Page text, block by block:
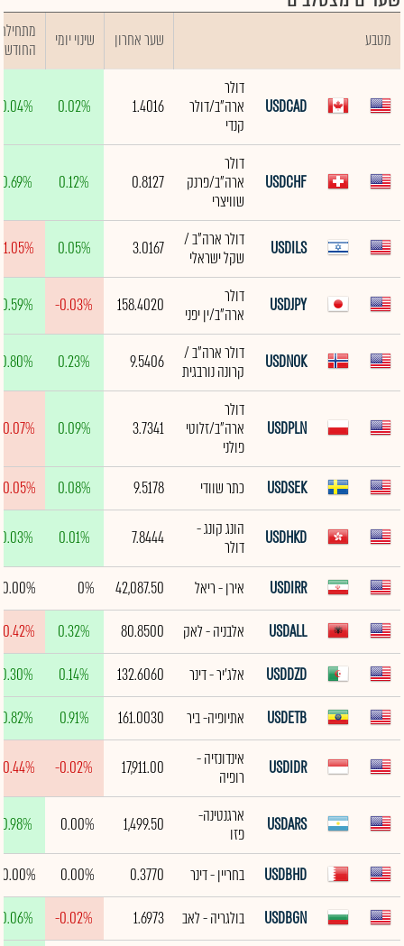
מטבע שער אחרון שינוי יומי
החודש
USDCAD
דולר
ארה"ב/דולר
קנדי
1.4016
0.02%
0.04%
USDCHF
דולר
ארה"ב/פרנק
שוויצרי
0.8127
0.12%
0.69%
USDILS
דולר ארה"ב /
שקל ישראלי
3.0167
0.05%
-1.05%
USDJPY
דולר
ארה"ב/ין יפני
158.4020
-0.03%
0.59%
USDNOK
דולר ארה"ב /
קרונה נורבגית
9.5406
0.23%
0.80%
USDPLN
דולר
ארה"ב/זלוטי
פולני
3.7341
0.09%
USDSEK כתר שוודי 9.5178
0.08%
USDHKD
הונג קונג -
דולר
7.8444
0.01%
0.03%
USDIRR אירן - ריאל 42,087.50
0%
0.00%
USDALL
אלבניה - לאק 80.8500
0.32%
USDDZD
אלג'יר - דינר 132.6060
0.14%
0.30%
USDETB
אתיופיה- ביר 161.0030
0.91%
0.82%
USDIDR
אינדונזיה -
רופיה
17,911.00
-0.02%
USDARS
ארגנטינה-
פזו
1,499.50
0.00%
0.98%
USDBHD בחריין - דינר 0.3770
0.00%
0.00%
USDBGN
בולגריה - לאב 1.6973
-0.02%
0.06%